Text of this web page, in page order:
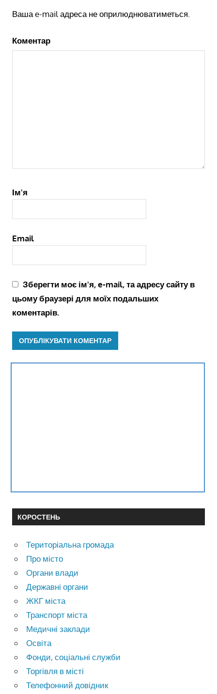
Ваша e-mail адреса не оприлюднюватиметься.
Коментар
Ім'я
Email
Зберегти моє ім'я, e-mail, та адресу сайту в
цьому браузері для моїх подальших
коментарів.
КОРОСТЕНЬ
Територіальна громада
Про місто
Органи влади
Державні органи
ЖКГ міста
Транспорт міста
Медичні заклади
Освіта
Фонди, соціальні служби
Торгівля в місті
Телефонний довідник